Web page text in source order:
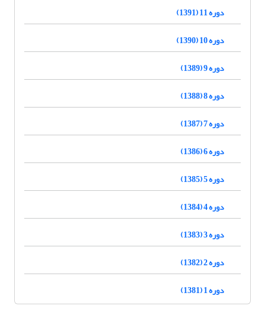
دوره 11 (1391)
دوره 10 (1390)
دوره 9 (1389)
دوره 8 (1388)
دوره 7 (1387)
دوره 6 (1386)
دوره 5 (1385)
دوره 4 (1384)
دوره 3 (1383)
دوره 2 (1382)
دوره 1 (1381)